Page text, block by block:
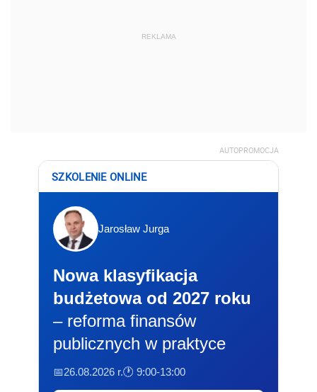
REKLAMA
AUTOPROMOCJA
SZKOLENIE ONLINE
Jarosław Jurga
Nowa klasyfikacja
budżetowa od 2027 roku
– reforma finansów
publicznych w praktyce
📅26.08.2026 r.🕐 9:00-13:00